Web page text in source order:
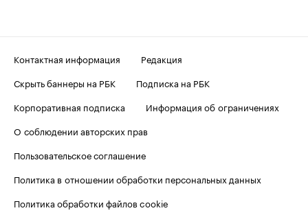
Контактная информация
Редакция
Скрыть баннеры на РБК
Подписка на РБК
Корпоративная подписка
Информация об ограничениях
О соблюдении авторских прав
Пользовательское соглашение
Политика в отношении обработки персональных данных
Политика обработки файлов cookie